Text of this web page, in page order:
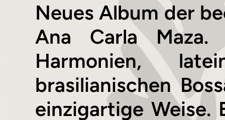
Neues Album der
Ana Carla Maza.
Harmonien,
brasilianischen
einzigartige Weise.